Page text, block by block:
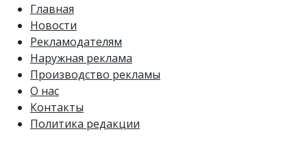
Главная
Новости
Рекламодателям
Наружная реклама
Производство рекламы
О нас
Контакты
Политика редакции